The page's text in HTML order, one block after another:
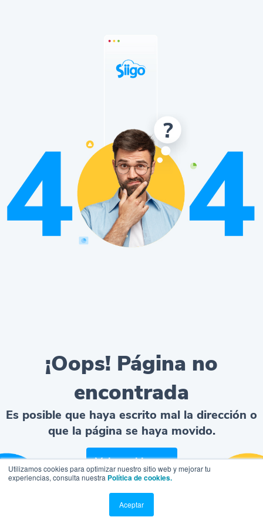
Utilizamos cookies para optimizar nuestro sitio web y mejorar tu
experiencias, consulta nuestra Política de cookies.
Aceptar
¡Oops! Página no
encontrada
Es posible que haya escrito mal la dirección o
que la página se haya movido.
Volver al home